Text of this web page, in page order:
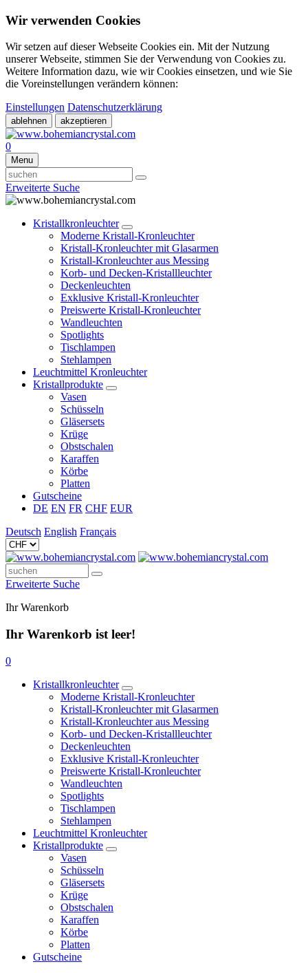
Wir verwenden Cookies
Wir setzen auf dieser Webseite Cookies ein. Mit der Nutzung
unserer Webseite, stimmen Sie der Verwendung von Cookies zu.
Weitere Information dazu, wie wir Cookies einsetzen, und wie Sie
die Voreinstellungen verändern können:
Einstellungen Datenschutzerklärung
ablehnen akzeptieren
0
Menu
Erweiterte Suche
Kristallkronleuchter
Moderne Kristall-Kronleuchter
Kristall-Kronleuchter mit Glasarmen
Kristall-Kronleuchter aus Messing
Korb- und Decken-Kristallleuchter
Deckenleuchten
Exklusive Kristall-Kronleuchter
Preiswerte Kristall-Kronleuchter
Wandleuchten
Spotlights
Tischlampen
Stehlampen
Leuchtmittel Kronleuchter
Kristallprodukte
Vasen
Schüsseln
Gläsersets
Krüge
Obstschalen
Karaffen
Körbe
Platten
Gutscheine
DE EN FR CHF EUR
Deutsch English Français
Erweiterte Suche
Ihr Warenkorb
Ihr Warenkorb ist leer!
0
Kristallkronleuchter
Moderne Kristall-Kronleuchter
Kristall-Kronleuchter mit Glasarmen
Kristall-Kronleuchter aus Messing
Korb- und Decken-Kristallleuchter
Deckenleuchten
Exklusive Kristall-Kronleuchter
Preiswerte Kristall-Kronleuchter
Wandleuchten
Spotlights
Tischlampen
Stehlampen
Leuchtmittel Kronleuchter
Kristallprodukte
Vasen
Schüsseln
Gläsersets
Krüge
Obstschalen
Karaffen
Körbe
Platten
Gutscheine